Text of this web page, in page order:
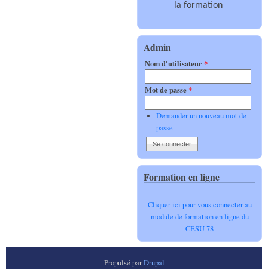
la formation
Admin
Nom d'utilisateur*
Mot de passe*
Demander un nouveau mot de
passe
Formation en ligne
Cliquer ici pour vous connecter au
module de formation en ligne du
CESU 78
Propulsé parDrupal